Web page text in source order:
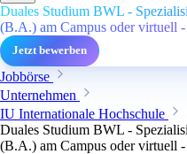
Duales Studium BWL -
(B.A.) am Campus oder virtuell
Jetzt bewerben
Jobbörse
Unternehmen
IU Internationale Hochschule
Duales Studium BWL -
(B.A.) am Campus oder virtuell